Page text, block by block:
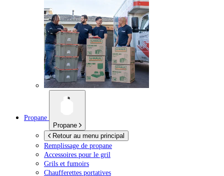
Propane
Propane
Retour au menu principal
Remplissage de propane
Accessoires pour le gril
Grils et fumoirs
Chaufferettes portatives